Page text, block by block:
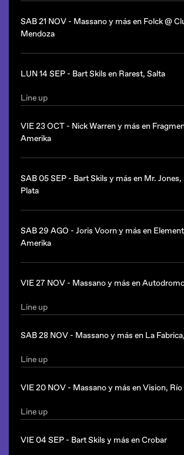
La Fabrica queda en Ruta E-64, La Calera,
Desde las 23hs.
La Estación queda en Comuna San Roque,
SAB 21 NOV - Massano y más en Folck @
Mendoza
Massano(uk)
Desde las 17hs.
Club Hípico Mendoza queda en Complejo
Mendoza.
LUN 14 SEP - Bart Skils en Rarest, Salta
Line up
Desde las 23hs.
Rarest será en Salta.
VIE 23 OCT - Nick Warren y más en
Amerika
Nick Warren (UK)
Kevin Di Serna
Desde las 23hs.
Amerika queda en Gascón 1040, Ciudad de
SAB 05 SEP - Bart Skils y más en Mr. Jones,
Plata
Bart Skils(Holanda)
Buenos Aires
SAB 29 AGO - Joris Voorn y más en
Amerika
Joris Voorn(Holanda)
Desde las 23hs.
Amerika queda en Gascón 1040, Ciudad de
VIE 27 NOV - Massano y más en
Line up
Desde las 21hs.
Autodromo queda en Newbery y Garcia,
SAB 28 NOV - Massano y más en La
Line up
La Fabrica queda en Ruta E-64, La Calera,
VIE 20 NOV - Massano y más en Vision,
Line up
Y más.
VIE 04 SEP - Bart Skils y más en Crobar